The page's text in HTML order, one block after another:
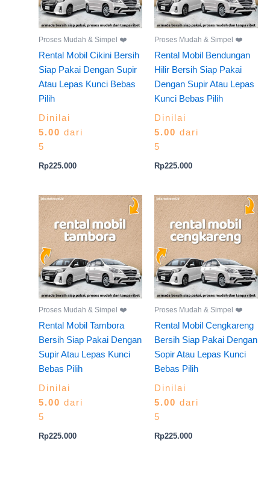
Proses Mudah & Simpel ❤️
Rental Mobil Cikini Bersih
Siap Pakai Dengan Supir
Atau Lepas Kunci Bebas
Pilih
Dinilai
5.00 dari
5
Rp225.000
Proses Mudah & Simpel ❤️
Rental Mobil Bendungan
Hilir Bersih Siap Pakai
Dengan Supir Atau Lepas
Kunci Bebas Pilih
Dinilai
5.00 dari
5
Rp225.000
Proses Mudah & Simpel ❤️
Rental Mobil Tambora
Bersih Siap Pakai Dengan
Supir Atau Lepas Kunci
Bebas Pilih
Dinilai
5.00 dari
5
Rp225.000
Proses Mudah & Simpel ❤️
Rental Mobil Cengkareng
Bersih Siap Pakai Dengan
Sopir Atau Lepas Kunci
Bebas Pilih
Dinilai
5.00 dari
5
Rp225.000